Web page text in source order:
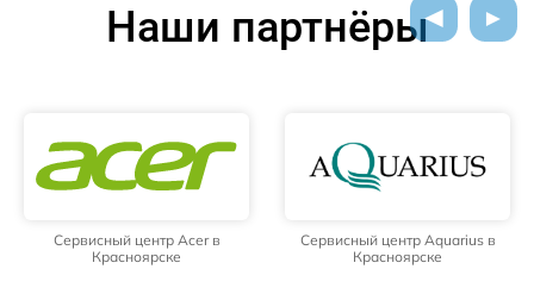
Наши партнёры
Сервисный центр Acer в
Красноярске
Сервисный центр Aquarius в
Красноярске